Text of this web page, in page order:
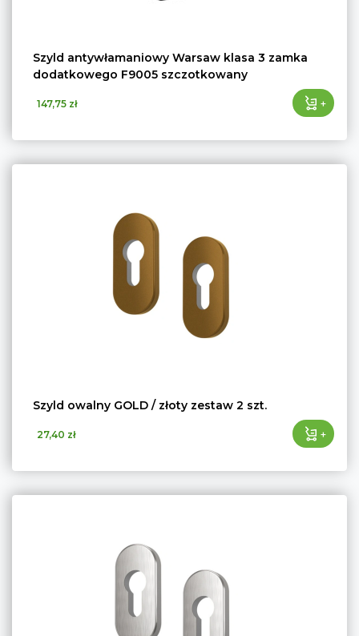
Szyld antywłamaniowy Warsaw klasa 3 zamka
dodatkowego F9005 szczotkowany
147,75 zł +
Szyld owalny GOLD / złoty zestaw 2 szt.
27,40 zł +